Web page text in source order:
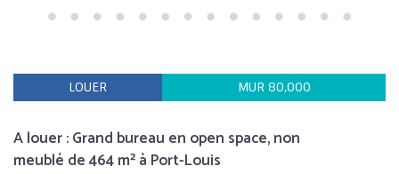
LOUER MUR 80,000
A louer : Grand bureau en open space, non
meublé de 464 m² à Port-Louis